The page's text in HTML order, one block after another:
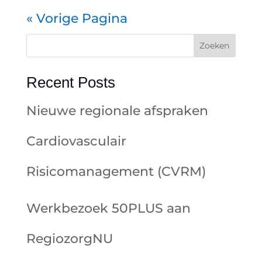
« Vorige Pagina
Zoeken
Recent Posts
Nieuwe regionale afspraken
Cardiovasculair
Risicomanagement (CVRM)
Werkbezoek 50PLUS aan
RegiozorgNU